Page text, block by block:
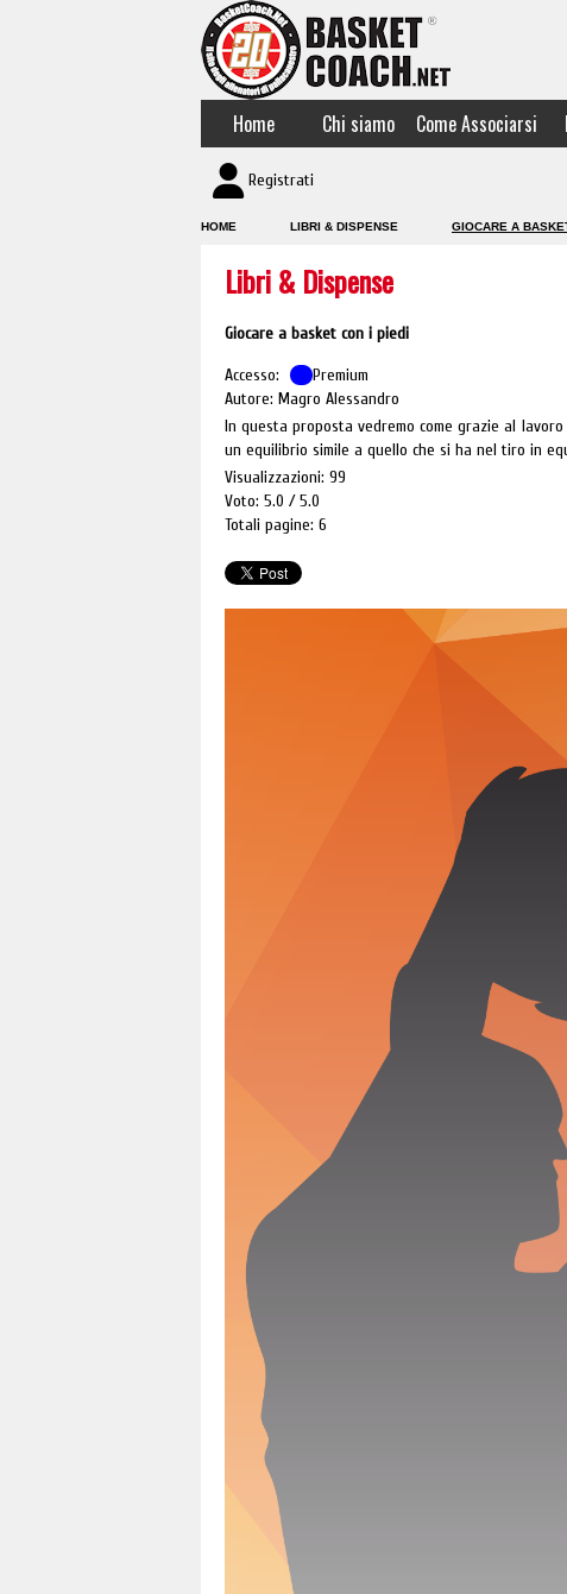
Home Chi siamo Come Associarsi
Registrati
HOME LIBRI & DISPENSE GIOCARE A
Libri & Dispense
Giocare a basket con i piedi
Accesso:
Premium
Autore: Magro Alessandro
In questa proposta vedremo come grazie al
un equilibrio simile a quello che si ha nel tiro in
Visualizzazioni: 99
Voto: 5.0
5.0
Totali pagine: 6